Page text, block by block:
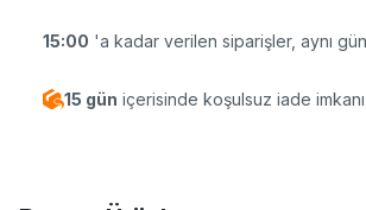
15:00 'a kadar verilen siparişler, aynı
15 gün içerisinde koşulsuz iade imkanı